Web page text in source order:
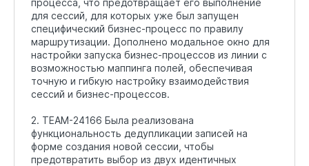
процесса, что предотвращает его выполнение
для сессий, для которых уже был запущен
специфический бизнес-процесс по правилу
маршрутизации. Дополнено модальное окно для
настройки запуска бизнес-процессов из линии с
возможностью маппинга полей, обеспечивая
точную и гибкую настройку взаимодействия
сессий и бизнес-процессов.
2. TEAM-24166 Была реализована
функциональность дедупликации записей на
форме создания новой сессии, чтобы
предотвратить выбор из двух идентичных